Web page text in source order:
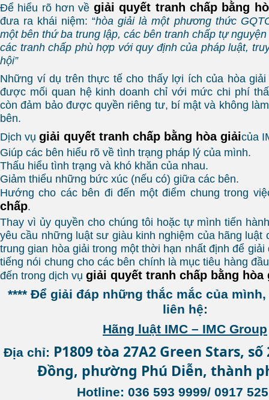
Để hiểu rõ hơn về giải quyết tranh chấp bằng
đưa ra khái niệm: “hòa giải là một phương thức
một bên thứ ba trung lập, các bên tranh chấp tự
các tranh chấp phù hợp với quy định của pháp luật,
hội”
Những ví dụ trên thực tế cho thấy lợi ích của hòa
được mối quan hệ kinh doanh chỉ với mức chi phí
còn đảm bảo được quyền riêng tư, bí mật và không
bên.
Dịch vụ giải quyết tranh chấp bằng hòa giảicủa
Giúp các bên hiểu rõ về tình trạng pháp lý của mình.
Thấu hiểu tình trạng và khó khăn của nhau.
Giảm thiểu những bức xúc (nếu có) giữa các bên.
Hướng cho các bên đi đến một điểm chung trong
chấp.
Thay vì ủy quyền cho chúng tôi hoặc tự mình tiến
yêu cầu những luật sư giàu kinh nghiệm của hãng luật
trung gian hòa giải trong một thời hạn nhất định để
tiếng nói chung cho các bên chính là mục tiêu hàng
đến trong dịch vụ giải quyết tranh chấp bằng hòa
**** Để giải đáp những thắc mắc của
liên hệ:
Hãng luật IMC – IMC Group
Địa chỉ: P1809 tòa 27A2 Green Stars,
Đồng, phường Phú Diễn, thành
Hotline: 036 593 9999/ 0917